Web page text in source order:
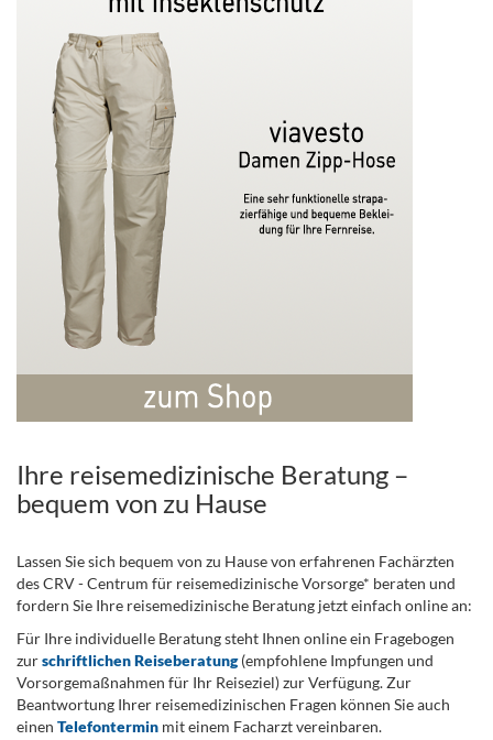
Ihre reisemedizinische Beratung –
bequem von zu Hause
Lassen Sie sich bequem von zu Hause von erfahrenen Fachärzten
des CRV - Centrum für reisemedizinische Vorsorge* beraten und
fordern Sie Ihre reisemedizinische Beratung jetzt einfach online an:
Für Ihre individuelle Beratung steht Ihnen online ein Fragebogen
zurschriftlichen Reiseberatung(empfohlene Impfungen und
Vorsorgemaßnahmen für Ihr Reiseziel) zur Verfügung. Zur
Beantwortung Ihrer reisemedizinischen Fragen können Sie auch
einen Telefontermin mit einem Facharzt vereinbaren.